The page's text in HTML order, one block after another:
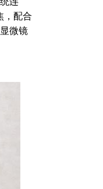
，配合
微镜